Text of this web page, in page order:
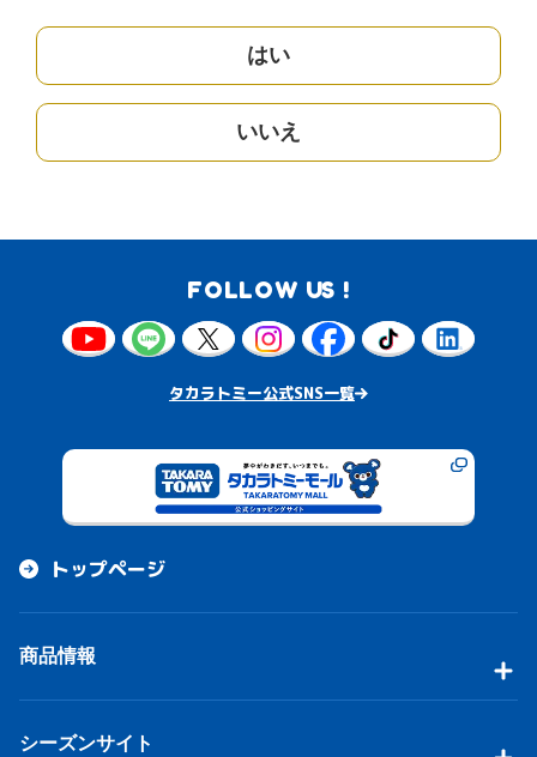
はい
いいえ
FOLLOW US !
タカラトミー公式SNS一覧
トップページ
商品情報
シーズンサイト